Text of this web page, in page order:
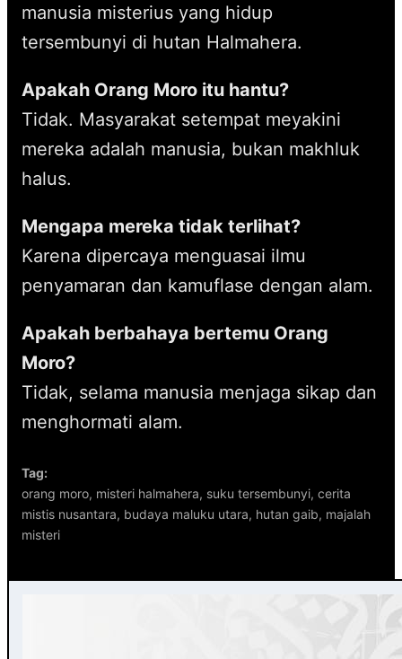
manusia misterius yang hidup
tersembunyi di hutan Halmahera.
Apakah Orang Moro itu hantu?
Tidak. Masyarakat setempat meyakini
mereka adalah manusia, bukan makhluk
halus.
Mengapa mereka tidak terlihat?
Karena dipercaya menguasai ilmu
penyamaran dan kamuflase dengan alam.
Apakah berbahaya bertemu Orang
Moro?
Tidak, selama manusia menjaga sikap dan
menghormati alam.
Tag:
orang moro, misteri halmahera, suku tersembunyi, cerita
mistis nusantara, budaya maluku utara, hutan gaib, majalah
misteri